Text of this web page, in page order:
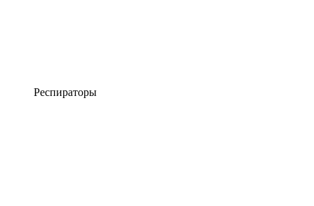
Респираторы